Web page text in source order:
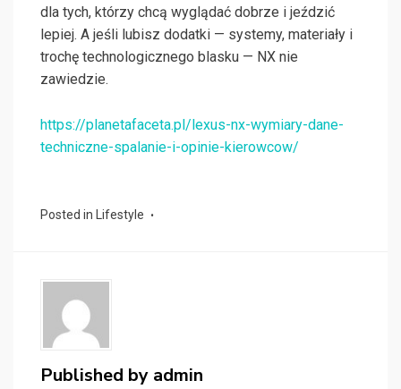
dla tych, którzy chcą wyglądać dobrze i jeździć
lepiej. A jeśli lubisz dodatki — systemy, materiały i
trochę technologicznego blasku — NX nie
zawiedzie.
https://planetafaceta.pl/lexus-nx-wymiary-dane-
techniczne-spalanie-i-opinie-kierowcow/
Posted in Lifestyle
Published by admin